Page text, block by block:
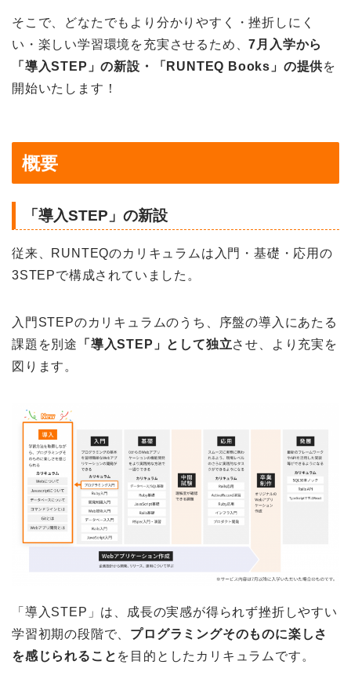
そこで、どなたでもより分かりやすく・挫折しにく
い・楽しい学習環境を充実させるため、7月入学から
「導入STEP」の新設・「RUNTEQ Books」の提供を
開始いたします！
概要
「導入STEP」の新設
従来、RUNTEQのカリキュラムは入門・基礎・応用の
3STEPで構成されていました。
入門STEPのカリキュラムのうち、序盤の導入にあたる
課題を別途
「導入STEP」として独立させ、より充実を
図ります。
「導入STEP」は、成長の実感が得られず挫折しやすい
学習初期の段階で、 プログラミングそのものに楽しさ
を感じられること を目的としたカリキュラムです。